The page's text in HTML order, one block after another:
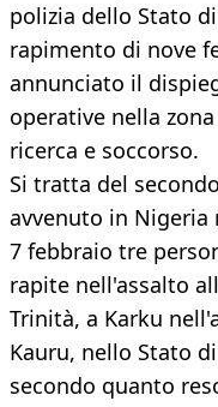
polizia dello Stato
rapimento di nove
annunciato il
operative nella
ricerca e soccorso.
Si tratta del
avvenuto in
7 febbraio tre
rapite nell'assalto
Trinità, a Karku
Kauru, nello Stato
secondo quanto